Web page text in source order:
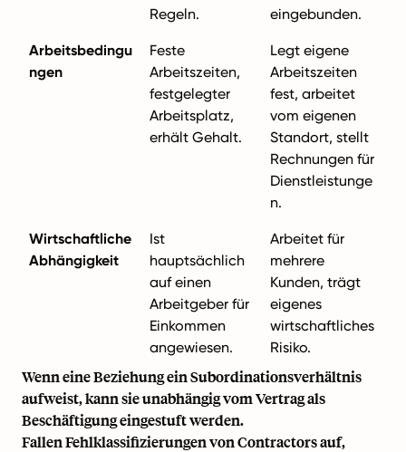
Regeln.
eingebunden.
Arbeitsbedingu
ngen
Feste
Arbeitszeiten,
festgelegter
Arbeitsplatz,
erhält Gehalt.
Legt eigene
Arbeitszeiten
fest, arbeitet
vom eigenen
Standort, stellt
Rechnungen für
Dienstleistunge
n.
Wirtschaftliche
Abhängigkeit
Ist
hauptsächlich
auf einen
Arbeitgeber für
Einkommen
angewiesen.
Arbeitet für
mehrere
Kunden, trägt
eigenes
wirtschaftliches
Risiko.
Wenn eine Beziehung ein Subordinationsverhältnis
aufweist, kann sie unabhängig vom Vertrag als
Beschäftigung eingestuft werden.
Fallen Fehlklassifizierungen von Contractors auf,